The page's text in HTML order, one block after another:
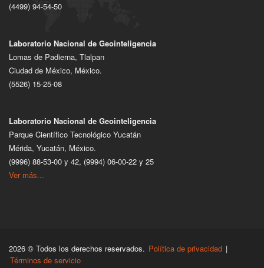
(4499) 94-54-50
Laboratorio Nacional de Geointeligencia
Lomas de Padierna, Tlalpan
Ciudad de México, México.
(5526) 15-25-08
Laboratorio Nacional de Geointeligencia
Parque Científico Tecnológico Yucatán
Mérida, Yucatán, México.
(9996) 88-53-00 y 42, (9994) 06-00-22 y 25
Ver más...
2026 © Todos los derechos reservados. Política de privacidad |
Términos de servicio